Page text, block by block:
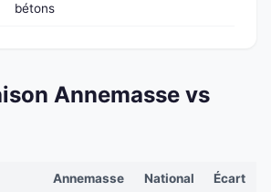
bétons
Annemasse vs
Annemasse National Écart